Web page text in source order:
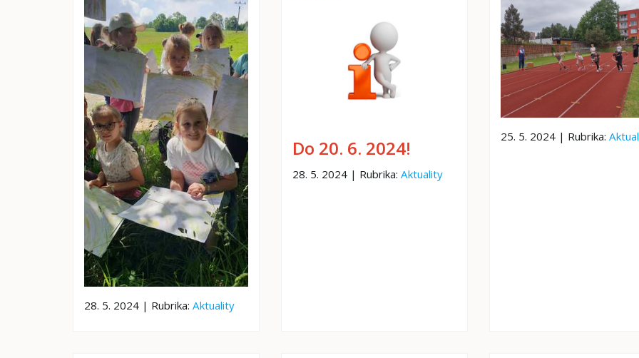
28. 5. 2024 | Rubrika: Aktuality
Do 20. 6. 2024!
28. 5. 2024 | Rubrika:Aktuality
25. 5. 2024 | Rubrika: